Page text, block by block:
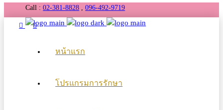
Call :02-381-8828 ,096-492-9719
หน้าแรก
โปรแกรมการรักษา